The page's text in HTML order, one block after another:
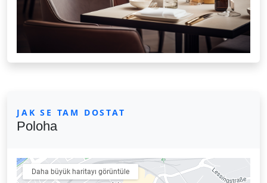
JAK SE TAM DOSTAT
Poloha